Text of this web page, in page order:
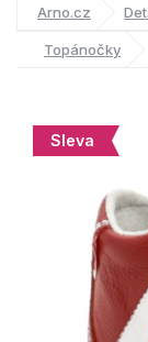
Arno.cz
Topánočky
Sleva